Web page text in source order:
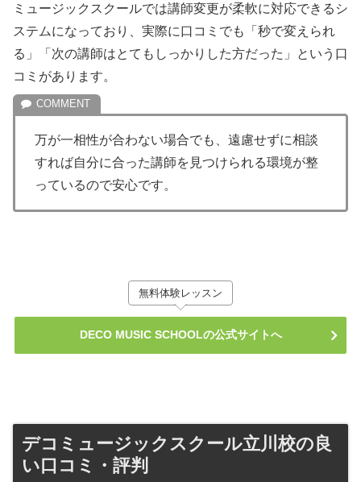
ミュージックスクールでは講師変更が柔軟に対応できるシ
ステムになっており、実際に口コミでも「秒で変えられ
る」「次の講師はとてもしっかりした方だった」という口
コミがあります。
万が一相性が合わない場合でも、遠慮せずに相談
すれば自分に合った講師を見つけられる環境が整
っているので安心です。
無料体験レッスン
DECO MUSIC SCHOOLの公式サイトへ
デコミュージックスクール立川校の良
い口コミ・評判